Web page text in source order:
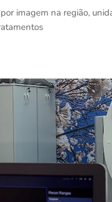
imagem na região,